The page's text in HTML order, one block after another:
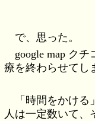
で、思った。
google map ク
療を終わらせてし
「時間をかけ
人は一定数いて、